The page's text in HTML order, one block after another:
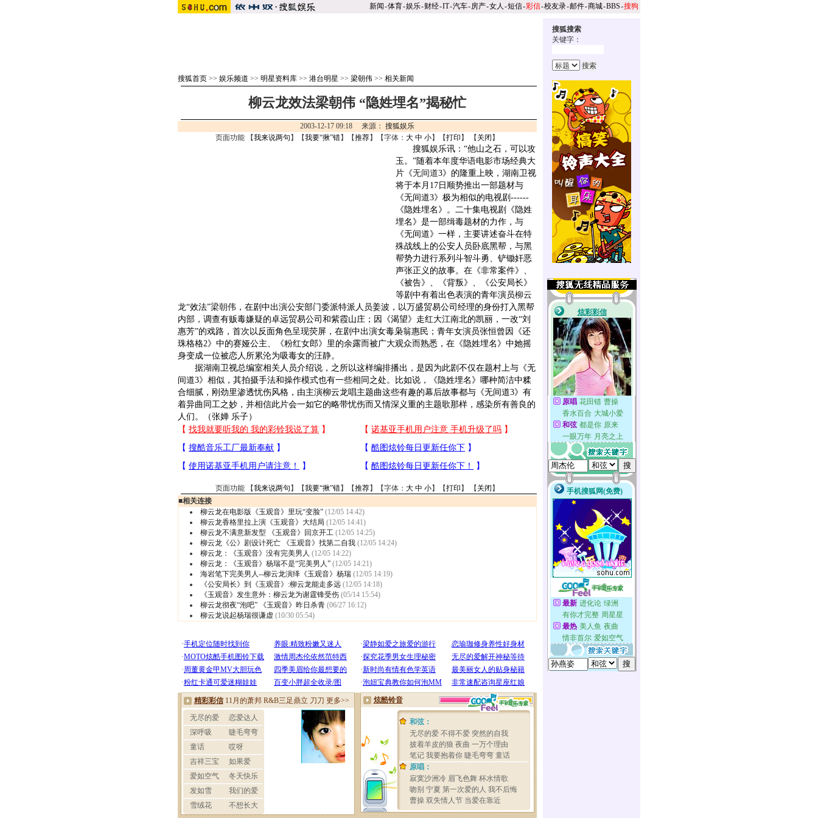
新闻-体育-娱乐-财经-IT-汽车-房产-女人 -短信-彩信-校友录-邮件-商城-BBS-搜狗
搜狐首页 >> 娱乐频道 >> 明星资料库 >> 港台明星 >> 梁朝伟 >> 相关新闻
柳云龙效法梁朝伟 “隐姓埋名”揭秘忙
2003-12-17 09:18 来源： 搜狐娱乐
页面功能 【我来说两句 】【我要“揪”错】【推荐】【字体： 大 中 小】【打印 】 【 关闭 】
搜狐娱乐讯：“他山之石，可以攻
玉。”随着本年度华语电影市场经典大
片《无间道3》的隆重上映，湖南卫视
将于本月17日顺势推出一部题材与
《无间道3》极为相似的电视剧------
《隐姓埋名》。二十集电视剧《隐姓
埋名》是一部缉毒题材的力作，与
《无间道》一样，主要讲述奋斗在特
殊战线上的公安人员卧底黑帮，与黑
帮势力进行系列斗智斗勇、铲锄奸恶
声张正义的故事。在《非常案件》、
《被告》、《背叛》、《公安局长》
等剧中有着出色表演的青年演员柳云
龙“效法”梁朝伟 ，在剧中出演公安部门委派特派人员姜波，以万盛贸易公司经理的身份打入黑帮
内部，调查有贩毒嫌疑的卓远贸易公司和紫霞山庄；因《渴望》走红大江南北的凯丽，一改“刘
惠芳”的戏路，首次以反面角色呈现荧屏，在剧中出演女毒枭翁惠民；青年女演员张恒曾因《还
珠格格2》中的赛娅公主、《粉红女郎》里的余露而被广大观众而熟悉，在《隐姓埋名》中她摇
身变成一位被恋人所累沦为吸毒女的汪静。
据湖南卫视总编室相关人员介绍说，之所以这样编排播出，是因为此剧不仅在题村上与《无
间道3》相似，其拍摄手法和操作模式也有一些相同之处。比如说，《隐姓埋名》哪种简洁中糅
合细腻，刚劲里渗透忧伤风格，由主演柳云龙唱主题曲这些有趣的幕后故事都与《无间道3》有
着异曲同工之妙，并相信此片会一如它的略带忧伤而又情深义重的主题歌那样，感染所有善良的
人们。（张婵 乐子）
页面功能 【我来说两句 】【我要“揪”错】【推荐】【字体： 大 中 小】【打印 】 【 关闭 】
■相关连接
柳云龙在电影版《玉观音》里玩“变脸” (12/05 14:42)
柳云龙香格里拉上演《玉观音》大结局 (12/05 14:41)
柳云龙不满意新发型 《玉观音》回京开工 (12/05 14:25)
柳云龙《公》剧设计死亡 《玉观音》找第二自我 (12/05 14:24)
柳云龙：《玉观音》没有完美男人 (12/05 14:22)
柳云龙：《玉观音》杨瑞不是“完美男人” (12/05 14:21)
海岩笔下完美男人--柳云龙演绎《玉观音》杨瑞 (12/05 14:19)
《公安局长》到《玉观音》:柳云龙能走多远 (12/05 14:18)
《玉观音》发生意外：柳云龙为谢霆锋受伤 (05/14 15:54)
柳云龙彻夜“泡吧” 《玉观音》昨日杀青 (06/27 16:12)
柳云龙说起杨瑞很谦虚 (10/30 05:54)
搜狐搜索
关键字：